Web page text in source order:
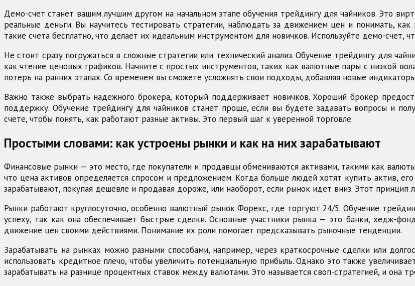
Демо-счет станет вашим лучшим другом на начальном этапе обучения трейдингу для чайников. Это
реальные деньги. Вы научитесь тестировать стратегии, наблюдать за движением цен и понимать,
такие счета бесплатно, что делает их идеальным инструментом для новичков. Используйте демо-счет,
Не стоит сразу погружаться в сложные стратегии или технический анализ. Обучение трейдингу для
как чтение ценовых графиков. Начните с простых инструментов, таких как валютные пары с низкой
потерь на ранних этапах. Со временем вы сможете усложнять свои подходы, добавляя новые
Важно также выбрать надежного брокера, который поддерживает новичков. Хороший брокер
поддержку. Обучение трейдингу для чайников станет проще, если вы будете задавать вопросы и
счете, чтобы понять, как работают разные активы. Это первый шаг к уверенной торговле.
Простыми словами: как устроены рынки и как на них зарабатывают
Финансовые рынки — это место, где покупатели и продавцы обмениваются активами, такими как
что цена активов определяется спросом и предложением. Когда больше людей хотят купить актив,
зарабатывают, покупая дешевле и продавая дороже, или наоборот, если рынок идет вниз. Этот принцип
Рынки работают круглосуточно, особенно валютный рынок Форекс, где торгуют 24/5. Обучение
успеху, так как она обеспечивает быстрые сделки. Основные участники рынка — это банки, хедж-
движение цен своими действиями. Понимание их роли помогает предсказывать рыночные тенденции.
Зарабатывать на рынках можно разными способами, например, через краткосрочные сделки или
использовать кредитное плечо, чтобы увеличить потенциальную прибыль. Однако это также
зарабатывать на разнице процентных ставок между валютами. Это называется своп-стратегией, и она